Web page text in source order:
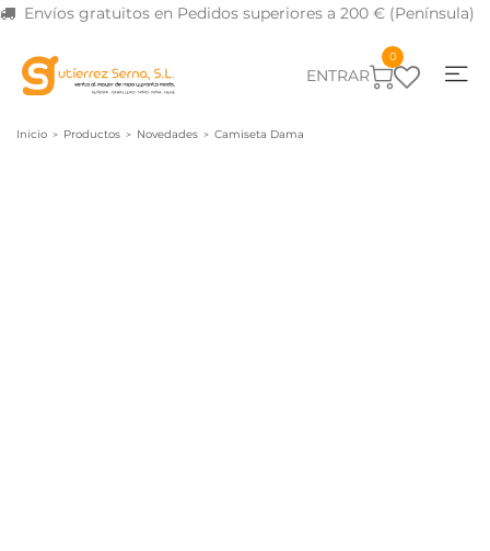
Envíos gratuitos en Pedidos superiores a 200 € (Península)
ENTRAR
0
Inicio > Productos > Novedades > Camiseta Dama